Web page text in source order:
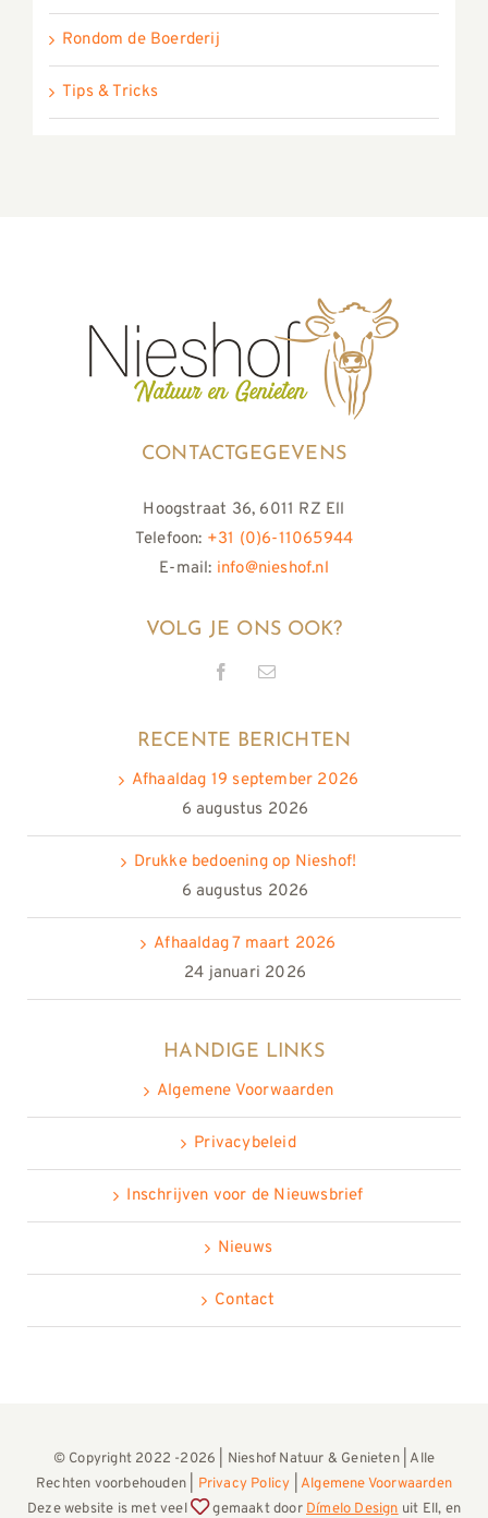
Rondom de Boerderij
Tips & Tricks
CONTACTGEGEVENS
Hoogstraat 36, 6011 RZ Ell
Telefoon: +31 (0)6-11065944
E-mail: info@nieshof.nl
VOLG JE ONS OOK?
RECENTE BERICHTEN
Afhaaldag 19 september 2026
6 augustus 2026
Drukke bedoening op Nieshof!
6 augustus 2026
Afhaaldag 7 maart 2026
24 januari 2026
HANDIGE LINKS
Algemene Voorwaarden
Privacybeleid
Inschrijven voor de Nieuwsbrief
Nieuws
Contact
© Copyright 2022 -2026 | Nieshof Natuur & Genieten | Alle
Rechten voorbehouden | Privacy Policy |Algemene Voorwaarden
Deze website is met veel
gemaakt door Dímelo Design uit Ell, en